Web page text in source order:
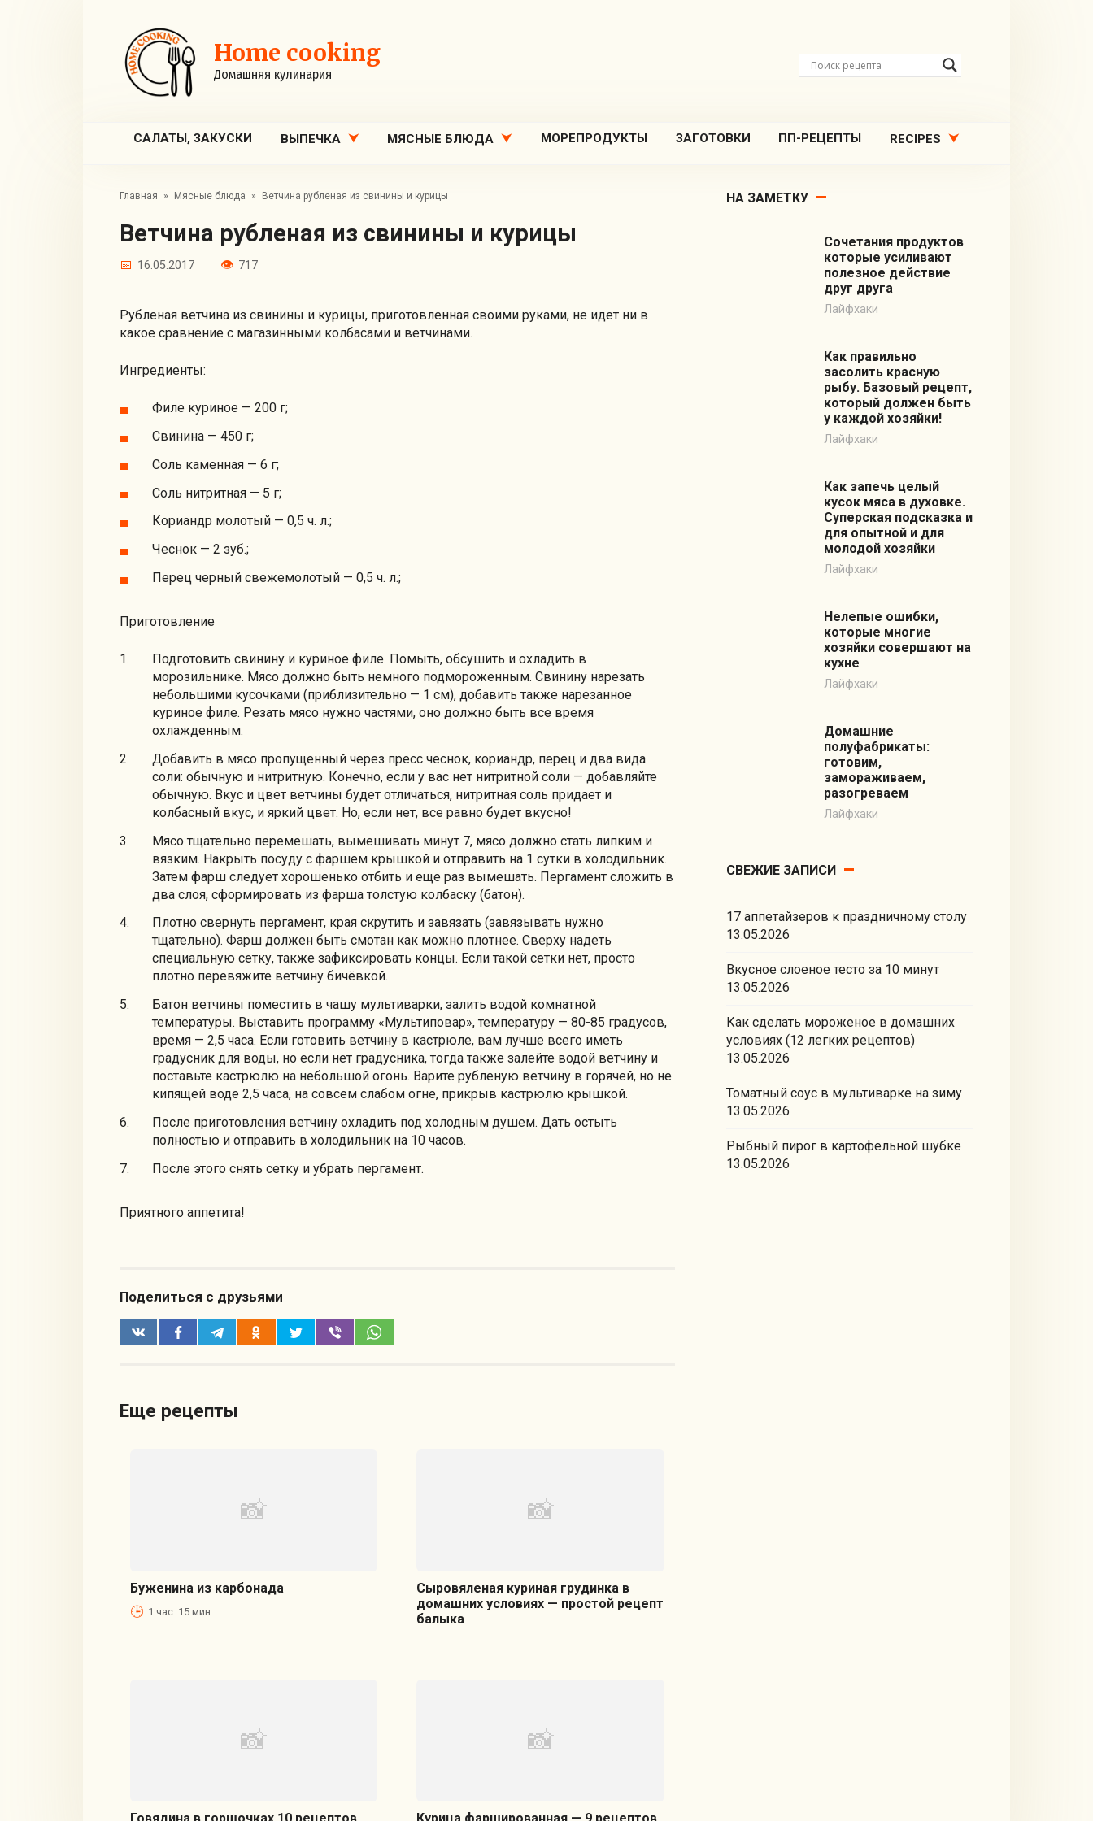
Home cooking
Домашняя кулинария
САЛАТЫ, ЗАКУСКИ ВЫПЕЧКА МЯСНЫЕ БЛЮДА МОРЕПРОДУКТЫ ЗАГОТОВКИ ПП-РЕЦЕПТЫ RECIPES
Главная » Мясные блюда » Ветчина рубленая из свинины и курицы
Ветчина рубленая из свинины и курицы
16.05.2017 717
Рубленая ветчина из свинины и курицы, приготовленная своими руками, не идет ни в
какое сравнение с магазинными колбасами и ветчинами.
Ингредиенты:
Филе куриное — 200 г;
Свинина — 450 г;
Соль каменная — 6 г;
Соль нитритная — 5 г;
Кориандр молотый — 0,5 ч. л.;
Чеснок — 2 зуб.;
Перец черный свежемолотый — 0,5 ч. л.;
Приготовление
Подготовить свинину и куриное филе. Помыть, обсушить и охладить в
морозильнике. Мясо должно быть немного подмороженным. Свинину нарезать
небольшими кусочками (приблизительно — 1 см), добавить также нарезанное
куриное филе. Резать мясо нужно частями, оно должно быть все время
охлажденным.
Добавить в мясо пропущенный через пресс чеснок, кориандр, перец и два вида
соли: обычную и нитритную. Конечно, если у вас нет нитритной соли — добавляйте
обычную. Вкус и цвет ветчины будет отличаться, нитритная соль придает и
колбасный вкус, и яркий цвет. Но, если нет, все равно будет вкусно!
Мясо тщательно перемешать, вымешивать минут 7, мясо должно стать липким и
вязким. Накрыть посуду с фаршем крышкой и отправить на 1 сутки в холодильник.
Затем фарш следует хорошенько отбить и еще раз вымешать. Пергамент сложить в
два слоя, сформировать из фарша толстую колбаску (батон).
Плотно свернуть пергамент, края скрутить и завязать (завязывать нужно
тщательно). Фарш должен быть смотан как можно плотнее. Сверху надеть
специальную сетку, также зафиксировать концы. Если такой сетки нет, просто
плотно перевяжите ветчину бичёвкой.
Батон ветчины поместить в чашу мультиварки, залить водой комнатной
температуры. Выставить программу «Мультиповар», температуру — 80-85 градусов,
время — 2,5 часа. Если готовить ветчину в кастрюле, вам лучше всего иметь
градусник для воды, но если нет градусника, тогда также залейте водой ветчину и
поставьте кастрюлю на небольшой огонь. Варите рубленую ветчину в горячей, но не
кипящей воде 2,5 часа, на совсем слабом огне, прикрыв кастрюлю крышкой.
После приготовления ветчину охладить под холодным душем. Дать остыть
полностью и отправить в холодильник на 10 часов.
После этого снять сетку и убрать пергамент.
Приятного аппетита!
Поделиться с друзьями
Еще рецепты
Буженина из карбонада
1 час. 15 мин.
Сыровяленая куриная грудинка в
домашних условиях — простой рецепт
балыка
НА ЗАМЕТКУ
Сочетания продуктов
которые усиливают
полезное действие
друг друга
Лайфхаки
Как правильно
засолить красную
рыбу. Базовый рецепт,
который должен быть
у каждой хозяйки!
Лайфхаки
Как запечь целый
кусок мяса в духовке.
Суперская подсказка и
для опытной и для
молодой хозяйки
Лайфхаки
Нелепые ошибки,
которые многие
хозяйки совершают на
кухне
Лайфхаки
Домашние
полуфабрикаты:
готовим,
замораживаем,
разогреваем
Лайфхаки
СВЕЖИЕ ЗАПИСИ
17 аппетайзеров к праздничному столу
13.05.2026
Вкусное слоеное тесто за 10 минут
13.05.2026
Как сделать мороженое в домашних
условиях (12 легких рецептов)
13.05.2026
Томатный соус в мультиварке на зиму
13.05.2026
Рыбный пирог в картофельной шубке
13.05.2026